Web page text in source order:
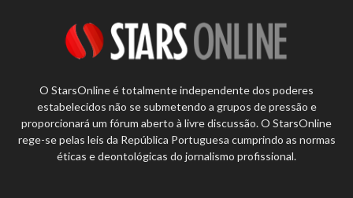
O StarsOnline é totalmente independente dos poderes
estabelecidos não se submetendo a grupos de pressão e
proporcionará um fórum aberto à livre discussão. O StarsOnline
rege-se pelas leis da República Portuguesa cumprindo as normas
éticas e deontológicas do jornalismo profissional.